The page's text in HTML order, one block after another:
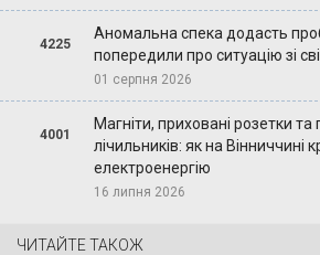
4225
Аномальна спека додасть
попередили про ситуацію зі
01 серпня 2026
4001
Магніти, приховані розетки
лічильників: як на Вінниччині
електроенергію
16 липня 2026
ЧИТАЙТЕ ТАКОЖ